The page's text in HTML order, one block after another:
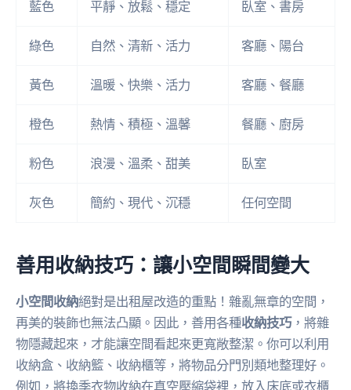
藍色 平靜、放鬆、穩定 臥室、書房
綠色 自然、清新、活力 客廳、陽台
黃色 溫暖、快樂、活力 客廳、餐廳
橙色 熱情、積極、溫馨 餐廳、廚房
粉色 浪漫、溫柔、甜美 臥室
灰色 簡約、現代、沉穩 任何空間
善用收納技巧：讓小空間瞬間變大
小空間收納絕對是出租屋改造的重點！雜亂無章的空間，
再美的裝飾也無法凸顯。因此，善用各種收納技巧，將雜
物隱藏起來，才能讓空間看起來更寬敞整潔。你可以利用
收納盒、收納籃、收納櫃等，將物品分門別類地整理好。
例如，將換季衣物收納在真空壓縮袋裡，放入床底或衣櫃